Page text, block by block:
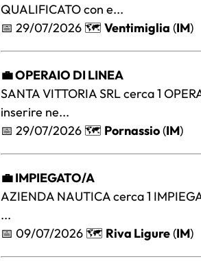
QUALIFICATO con e...
📅 29/07/2026 🗺️ Ventimiglia (IM)
💼 OPERAIO DI LINEA
SANTA VITTORIA SRL cerca 1
inserire ne...
📅 29/07/2026 🗺️ Pornassio(IM)
💼 IMPIEGATO/A
AZIENDA NAUTICA cerca 1
...
📅 09/07/2026 🗺️ Riva Ligure(IM)